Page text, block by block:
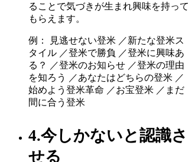
ることで気づきが生まれ興味を持って
もらえます。
例： 見逃せない登米 ／新たな登米ス
タイル ／登米で勝負 ／登米に興味あ
る？ ／登米のお知らせ ／登米の理由
を知ろう ／あなたはどちらの登米 ／
始めよう登米革命 ／お宝登米 ／まだ
間に合う登米
4.今しかないと認識さ
せる